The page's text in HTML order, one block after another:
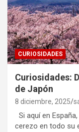
CURIOSIDADES
Curiosidades:
de Japón
8 diciembre, 2025
Si aquí en
cerezo en todo su